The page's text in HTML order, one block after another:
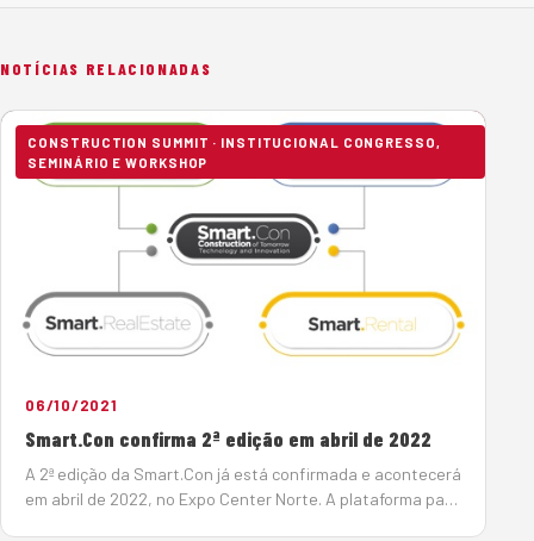
NOTÍCIAS RELACIONADAS
CONSTRUCTION SUMMIT · INSTITUCIONAL CONGRESSO,
SEMINÁRIO E WORKSHOP
06/10/2021
Smart.Con confirma 2ª edição em abril de 2022
A 2ª edição da Smart.Con já está confirmada e acontecerá
em abril de 2022, no Expo Center Norte. A plataforma para